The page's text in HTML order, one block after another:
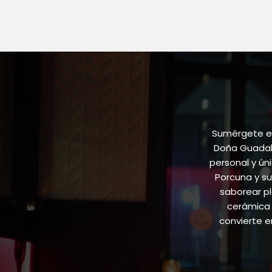
Sumérgete
Doña
personal y
Porcuna y
saborear
cerámica
convierte